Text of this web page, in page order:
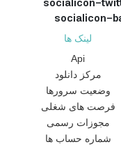
لینک ها
Api
مرکز دانلود
وضعیت سرورها
فرصت های شغلی
مجوزات رسمی
شماره حساب ها